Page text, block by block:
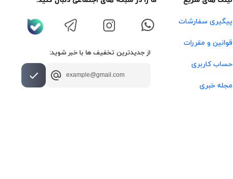
پیگیری سفارشات
قوانین و مقررات
حساب کاربری
مجله خبری
از جدیدترین تخفیف ها با خبر شوید: